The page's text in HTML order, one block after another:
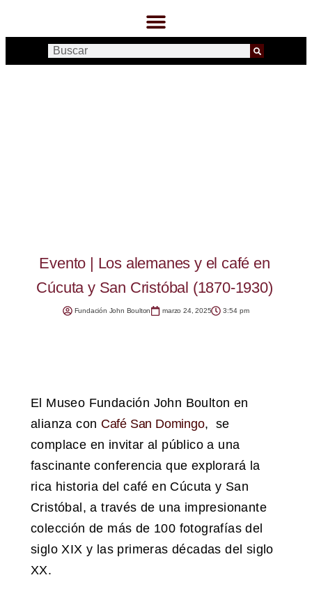
Evento | Los alemanes y el café en
Cúcuta y San Cristóbal (1870-1930)
Fundación John Boulton marzo 24, 2025 3:54 pm
El Museo Fundación John Boulton en
alianza con Café San Domingo, se
complace en invitar al público a una
fascinante conferencia que explorará la
rica historia del café en Cúcuta y San
Cristóbal, a través de una impresionante
colección de más de 100 fotografías del
siglo XIX y las primeras décadas del siglo
XX.